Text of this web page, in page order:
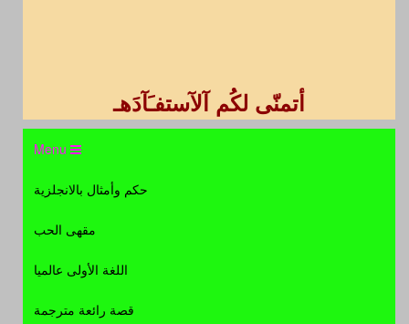
أتمنّى لكُم آلآستفـَآدَهـ
حكم وأمثال بالانجلزية
مقهى الحب
اللغة الأولى عالميا
قصة رائعة مترجمة